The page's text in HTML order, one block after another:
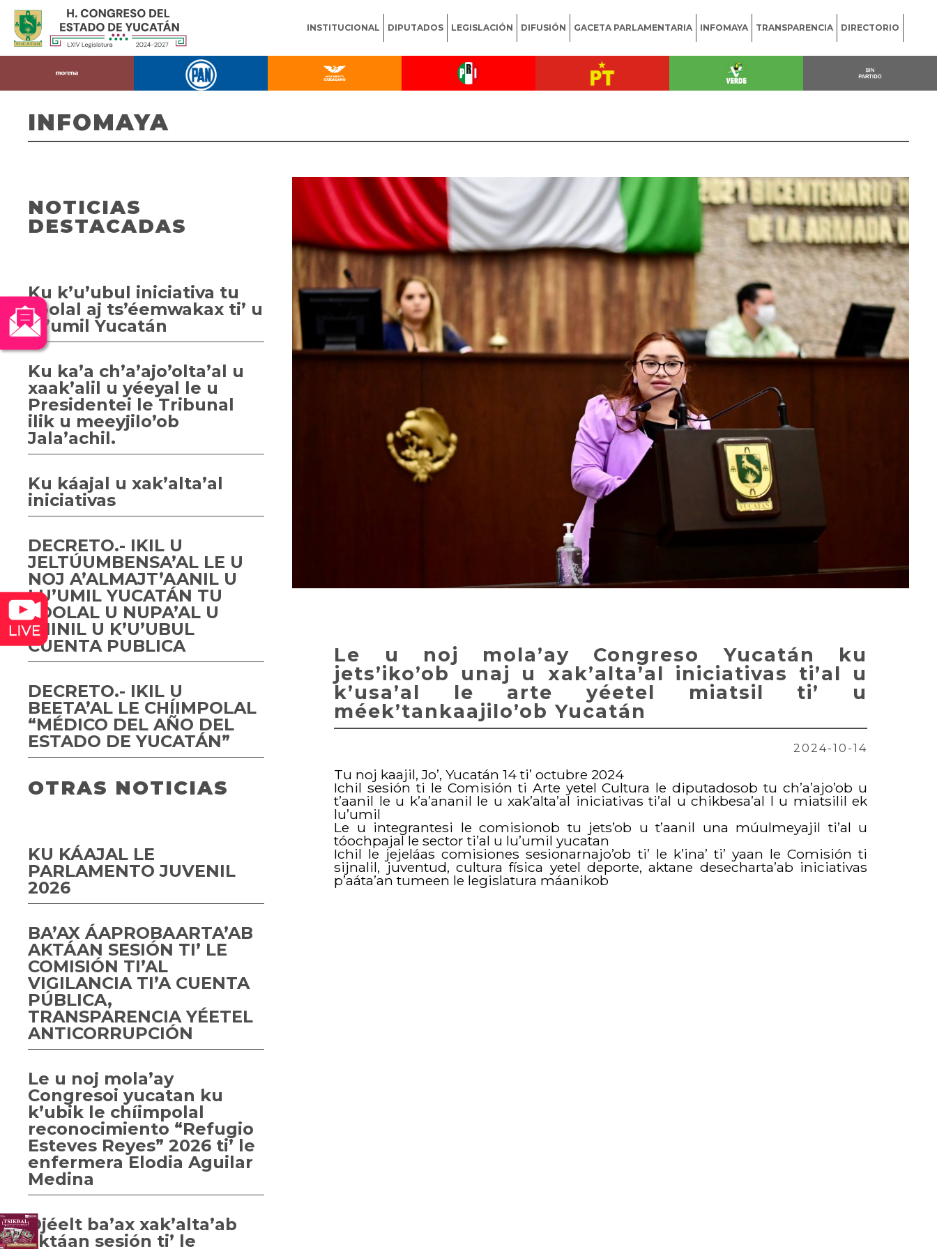
INSTITUCIONAL DIPUTADOS LEGISLACIÓN DIFUSIÓN GACETA PARLAMENTARIA INFOMAYA TRANSPARENCIA DIRECTORIO
INFOMAYA
Le u noj mola’ay Congreso Yucatán ku
jets’iko’ob unaj u xak’alta’al iniciativas ti’al u
k’usa’al le arte yéetel miatsil ti’ u
méek’tankaajilo’ob Yucatán
2024-10-14
Tu noj kaajil, Jo’, Yucatán 14 ti’ octubre 2024
Ichil sesión ti le Comisión ti Arte yetel Cultura le diputadosob tu ch’a’ajo’ob u
t’aanil le u k’a’ananil le u xak’alta’al iniciativas ti’al u chikbesa’al l u miatsilil ek
lu’umil
Le u integrantesi le comisionob tu jets’ob u t’aanil una múulmeyajil ti’al u
tóochpajal le sector ti’al u lu’umil yucatan
Ichil le jejeláas comisiones sesionarnajo’ob ti’ le k’ina’ ti’ yaan le Comisión ti
sijnalil, juventud, cultura física yetel deporte, aktane desecharta’ab iniciativas
p’aáta’an tumeen le legislatura máanikob
NOTICIAS
DESTACADAS
Ku k’u’ubul iniciativa tu
yóolal aj ts’éemwakax ti’ u
lu’umil Yucatán
Ku ka’a ch’a’ajo’olta’al u
xaak’alil u yéeyal le u
Presidentei le Tribunal
ilik u meeyjilo’ob
Jala’achil.
Ku káajal u xak’alta’al
iniciativas
DECRETO.- IKIL U
JELTÚUMBENSA’AL LE U
NOJ A’ALMAJT’AANIL U
LU’UMIL YUCATÁN TU
YÓOLAL U NUPA’AL U
K’IINIL U K’U’UBUL
CUENTA PUBLICA
DECRETO.- IKIL U
BEETA’AL LE CHÍIMPOLAL
“MÉDICO DEL AÑO DEL
ESTADO DE YUCATÁN”
OTRAS NOTICIAS
KU KÁAJAL LE
PARLAMENTO JUVENIL
2026
BA’AX ÁAPROBAARTA’AB
AKTÁAN SESIÓN TI’ LE
COMISIÓN TI’AL
VIGILANCIA TI’A CUENTA
PÚBLICA,
TRANSPARENCIA YÉETEL
ANTICORRUPCIÓN
Le u noj mola’ay
Congresoi yucatan ku
k’ubik le chíimpolal
reconocimiento “Refugio
Esteves Reyes” 2026 ti’ le
enfermera Elodia Aguilar
Medina
Ojéelt ba’ax xak’alta’ab
aktáan sesión ti’ le